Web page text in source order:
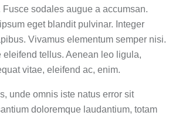
sodales augue a accumsan.
eget blandit pulvinar. Integer
Vivamus elementum semper nisi.
eleifend tellus. Aenean leo ligula,
vitae, eleifend ac, enim.
unde omnis iste natus error sit
doloremque laudantium, totam